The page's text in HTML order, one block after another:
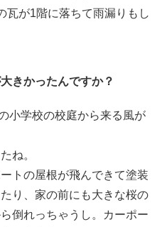
瓦が1階に落ちて雨漏りもし
きかったんですか？
小学校の校庭から来る風が
ね。
トの屋根が飛んできて塗装
り、家の前にも大きな桜の
倒れっちゃうし。カーポー